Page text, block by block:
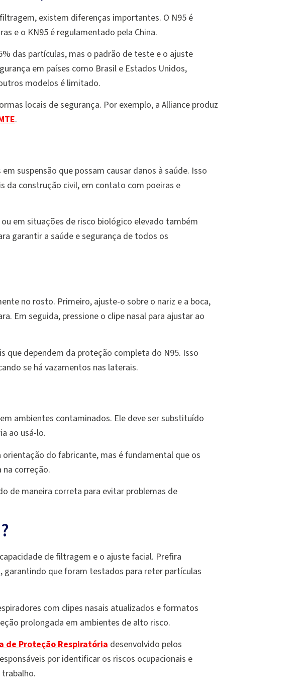
existem diferenças importantes. O N95 é
e o KN95 é regulamentado pela China.
das partículas, mas o padrão de teste e o ajuste
em países como Brasil e Estados Unidos,
modelos é limitado.
locais de segurança. Por exemplo, a Alliance produz
.
suspensão que possam causar danos à saúde. Isso
da construção civil, em contato com poeiras e
em situações de risco biológico elevado também
garantir a saúde e segurança de todos os
no rosto. Primeiro, ajuste-o sobre o nariz e a boca,
Em seguida, pressione o clipe nasal para ajustar ao
que dependem da proteção completa do N95. Isso
se há vazamentos nas laterais.
ambientes contaminados. Ele deve ser substituído
ao usá-lo.
do fabricante, mas é fundamental que os
correção.
de maneira correta para evitar problemas de
de filtragem e o ajuste facial. Prefira
garantindo que foram testados para reter partículas
com clipes nasais atualizados e formatos
prolongada em ambientes de alto risco.
de Proteção Respiratóriadesenvolvido pelos
por identificar os riscos ocupacionais e